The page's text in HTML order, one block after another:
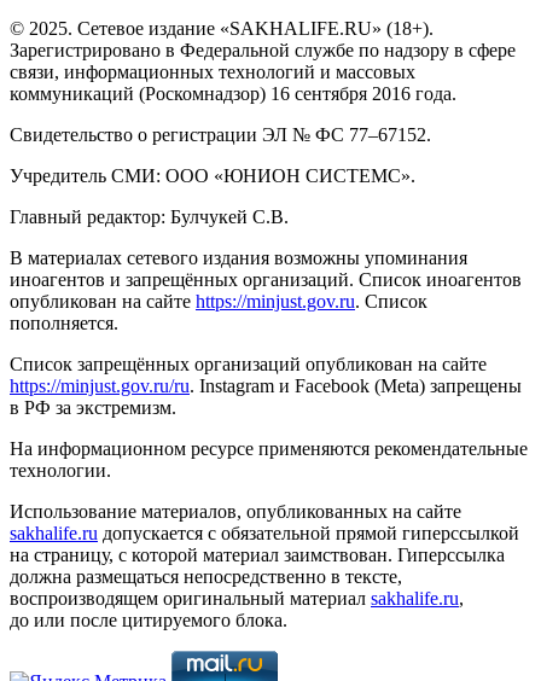
© 2025. Сетевое издание «SAKHALIFE.RU» (18+).
Зарегистрировано в Федеральной службе по надзору в сфере
связи, информационных технологий и массовых
коммуникаций (Роскомнадзор) 16 сентября 2016 года.
Свидетельство о регистрации ЭЛ № ФС 77–67152.
Учредитель СМИ: ООО «ЮНИОН СИСТЕМС».
Главный редактор: Булчукей С.В.
В материалах сетевого издания возможны упоминания
иноагентов и запрещённых организаций. Список иноагентов
опубликован на сайте https://minjust.gov.ru. Список
пополняется.
Список запрещённых организаций опубликован на сайте
https://minjust.gov.ru/ru. Instagram и Facebook (Metа) запрещены
в РФ за экстремизм.
На информационном ресурсе применяются рекомендательные
технологии.
Использование материалов, опубликованных на сайте
sakhalife.ru допускается с обязательной прямой гиперссылкой
на страницу, с которой материал заимствован. Гиперссылка
должна размещаться непосредственно в тексте,
воспроизводящем оригинальный материал sakhalife.ru,
до или после цитируемого блока.